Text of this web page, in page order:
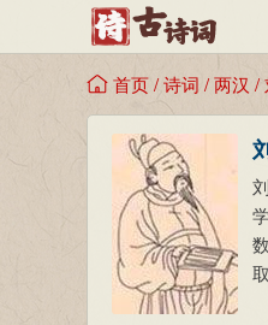
首页/诗词 /两汉 /